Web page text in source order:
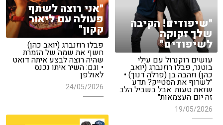
"אני רוצה לשתף
פעולה עם ליאור
קקון"
פבלו רוזנברג (יואב כהן)
חשף את שמה של הזמרת
שהיה רוצה לבצע איתה דואט
• וגם: השיר איתו נכנס
לאולפן
24/05/2026
"שיפודים! הקיבה
שלך זקוקה
לשיפודים"
עושים רוקנרול עם עילי
בוטנר, פבלו רוזנברג (יואב
כהן) וזהבה בן (פרלה דנוך) •
"לשרוף את הסטייק? תדע
שזאת טעות. אבל בשביל הלב
זה יום העצמאות"
19/05/2026